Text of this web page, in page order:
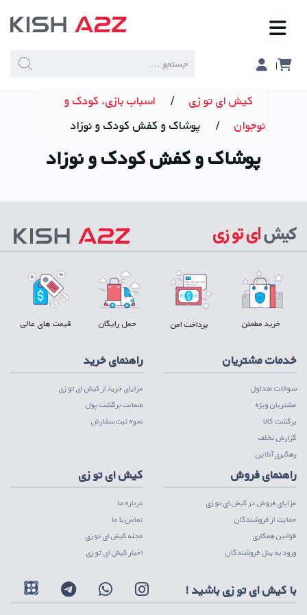
search
کیش ای تو زی /
اسباب بازی، کودک و
نوجوان
/ پوشاک و کفش کودک و نوزاد
پوشاک و کفش کودک و نوزاد
خرید مطمئن پرداخت امن حمل رایگان قیمت های عالی
خدمات مشتریان
سوالات متداول
مشتریان ویژه
برگشت کالا
گزارش تخلف
رهگیری آنلاین
راهنمای خرید
مزایای خرید از کیش ای تو زی
ضمانت برگشت پول
نحوه ثبت سفارش
راهنمای فروش
مزایای فروش در کیش ای تو زی
حمایت از فروشندگان
قوانین همکاری
ورود به پنل فروشندگان
کیش ای تو زی
درباره ما
تماس با ما
مجله کیش ای تو زی
اخبار کیش ای تو زی
با کیش ای تو زی باشید !